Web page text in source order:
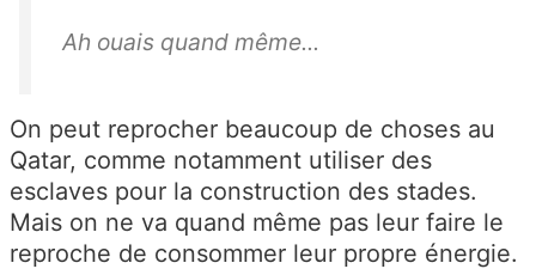
Ah ouais quand même...
On peut reprocher beaucoup de choses au
Qatar, comme notamment utiliser des
esclaves pour la construction des stades.
Mais on ne va quand même pas leur faire le
reproche de consommer leur propre énergie.